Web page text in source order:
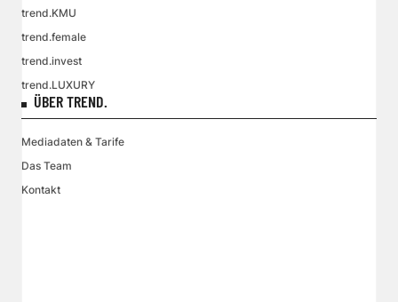
trend.KMU
trend.female
trend.invest
trend.LUXURY
ÜBER TREND.
Mediadaten & Tarife
Das Team
Kontakt